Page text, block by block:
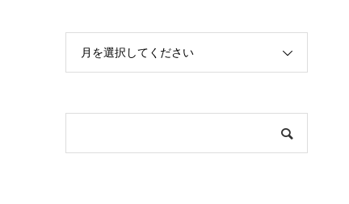
月を選択してください